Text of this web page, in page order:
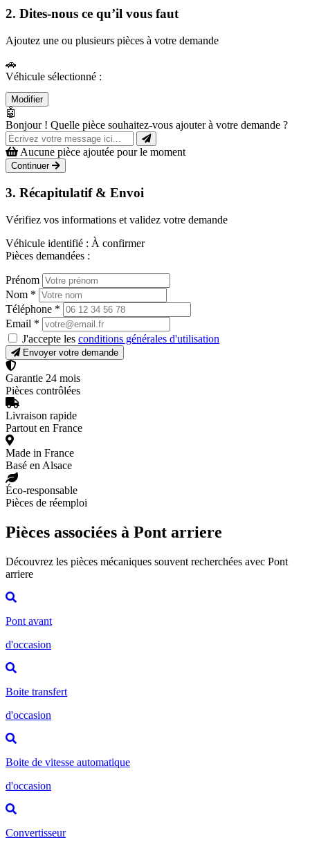
2. Dites-nous ce qu’il vous faut
Ajoutez une ou plusieurs pièces à votre demande
🚗
Véhicule sélectionné :
Modifier
🤖
Bonjour ! Quelle pièce souhaitez-vous ajouter à votre demande ?
Aucune pièce ajoutée pour le moment
Continuer
3. Récapitulatif & Envoi
Vérifiez vos informations et validez votre demande
Véhicule identifié : À confirmer
Pièces demandées :
Prénom
Nom *
Téléphone *
Email *
J'accepte les conditions générales d'utilisation
Envoyer votre demande
Garantie 24 mois
Pièces contrôlées
Livraison rapide
Partout en France
Made in France
Basé en Alsace
Éco-responsable
Pièces de réemploi
Pièces associées à Pont arriere
Découvrez les pièces mécaniques souvent recherchées avec Pont
arriere
Pont avant
d'occasion
Boite transfert
d'occasion
Boite de vitesse automatique
d'occasion
Convertisseur